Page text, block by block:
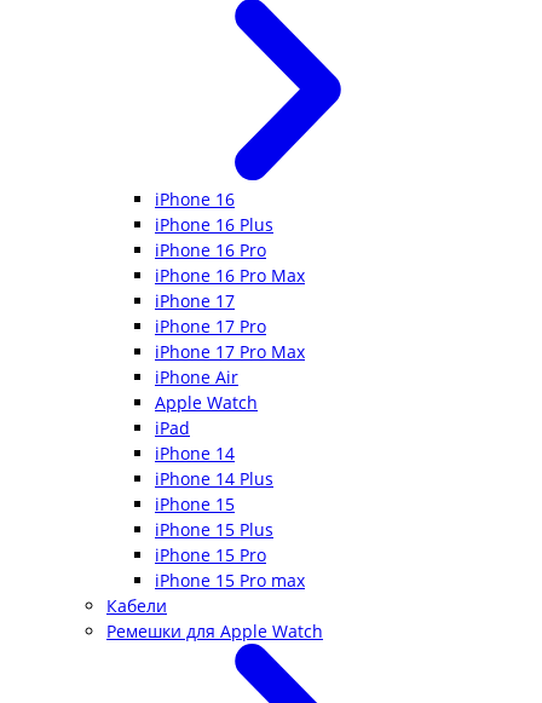
iPhone 16
iPhone 16 Plus
iPhone 16 Pro
iPhone 16 Pro Max
iPhone 17
iPhone 17 Pro
iPhone 17 Pro Max
iPhone Air
Apple Watch
iPad
iPhone 14
iPhone 14 Plus
iPhone 15
iPhone 15 Plus
iPhone 15 Pro
iPhone 15 Pro max
Кабели
Ремешки для Apple Watch